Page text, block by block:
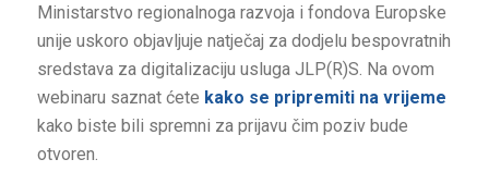
Ministarstvo regionalnoga razvoja i fondova Europske
unije uskoro objavljuje natječaj za dodjelu bespovratnih
sredstava za digitalizaciju usluga JLP(R)S. Na ovom
webinaru saznat ćete kako se pripremiti na vrijeme
kako biste bili spremni za prijavu čim poziv bude
otvoren.